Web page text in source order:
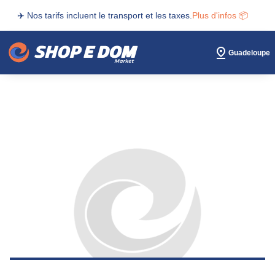
✈️ Nos tarifs incluent le transport et les taxes. Plus d'infos 📦
Guadeloupe